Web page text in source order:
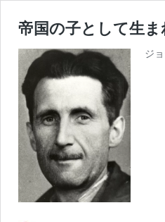
帝国の子として生
ジ